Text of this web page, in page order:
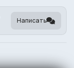
Написать